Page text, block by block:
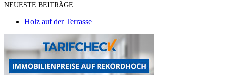
NEUESTE BEITRÄGE
Holz auf der Terrasse